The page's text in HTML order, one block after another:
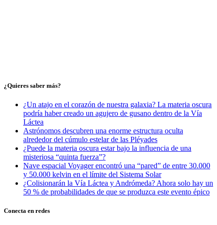
¿Quieres saber más?
¿Un atajo en el corazón de nuestra galaxia? La materia oscura
podría haber creado un agujero de gusano dentro de la Vía
Láctea
Astrónomos descubren una enorme estructura oculta
alrededor del cúmulo estelar de las Pléyades
¿Puede la materia oscura estar bajo la influencia de una
misteriosa “quinta fuerza”?
Nave espacial Voyager encontró una “pared” de entre 30.000
y 50.000 kelvin en el límite del Sistema Solar
¿Colisionarán la Vía Láctea y Andrómeda? Ahora solo hay un
50 % de probabilidades de que se produzca este evento épico
Conecta en redes